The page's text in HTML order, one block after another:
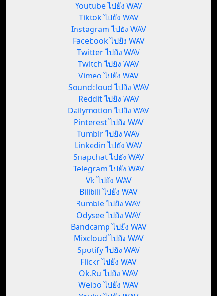
Youtube ไปยัง WAV
Tiktok ไปยัง WAV
Instagram ไปยัง WAV
Facebook ไปยัง WAV
Twitter ไปยัง WAV
Twitch ไปยัง WAV
Vimeo ไปยัง WAV
Soundcloud ไปยัง WAV
Reddit ไปยัง WAV
Dailymotion ไปยัง WAV
Pinterest ไปยัง WAV
Tumblr ไปยัง WAV
Linkedin ไปยัง WAV
Snapchat ไปยัง WAV
Telegram ไปยัง WAV
Vk ไปยัง WAV
Bilibili ไปยัง WAV
Rumble ไปยัง WAV
Odysee ไปยัง WAV
Bandcamp ไปยัง WAV
Mixcloud ไปยัง WAV
Spotify ไปยัง WAV
Flickr ไปยัง WAV
Ok.Ru ไปยัง WAV
Weibo ไปยัง WAV